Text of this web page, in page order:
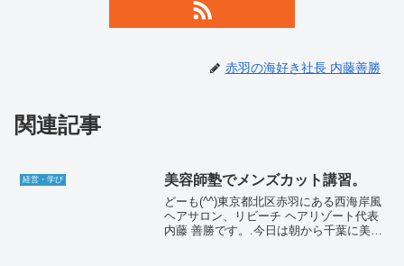
赤羽の海好き社長 内藤善勝
関連記事
経営・学び 美容師塾でメンズカット講習。
どーも(^^)東京都北区赤羽にある西海岸風
ヘアサロン、リビーチ ヘアリゾート代表
内藤 善勝です。.今日は朝から千葉に美容